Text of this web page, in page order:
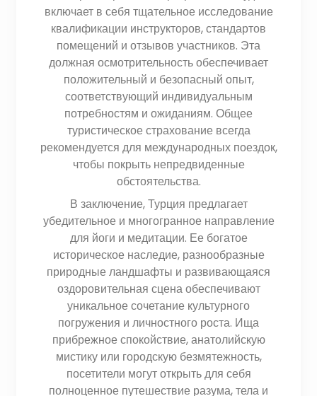
включает в себя тщательное исследование
квалификации инструкторов, стандартов
помещений и отзывов участников. Эта
должная осмотрительность обеспечивает
положительный и безопасный опыт,
соответствующий индивидуальным
потребностям и ожиданиям. Общее
туристическое страхование всегда
рекомендуется для международных поездок,
чтобы покрыть непредвиденные
обстоятельства.
В заключение, Турция предлагает
убедительное и многогранное направление
для йоги и медитации. Ее богатое
историческое наследие, разнообразные
природные ландшафты и развивающаяся
оздоровительная сцена обеспечивают
уникальное сочетание культурного
погружения и личностного роста. Ища
прибрежное спокойствие, анатолийскую
мистику или городскую безмятежность,
посетители могут открыть для себя
полноценное путешествие разума, тела и